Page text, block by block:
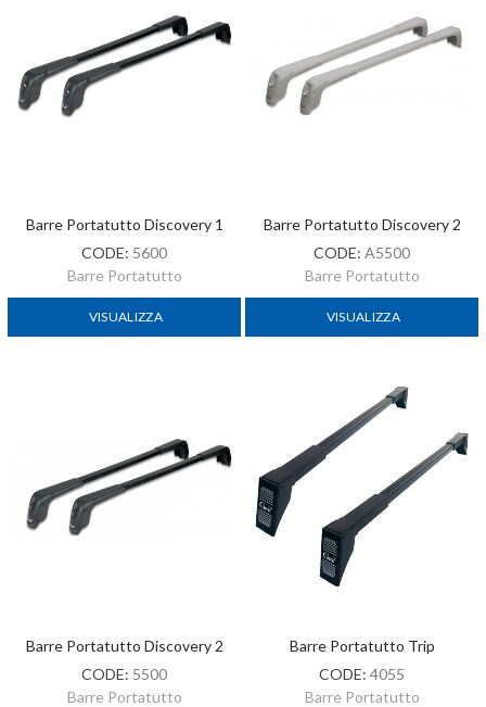
Barre Portatutto Discovery 1
CODE: 5600
Barre Portatutto
VISUALIZZA
Barre Portatutto Discovery 2
CODE: A5500
Barre Portatutto
VISUALIZZA
Barre Portatutto Discovery 2
CODE: 5500
Barre Portatutto
Barre Portatutto Trip
CODE: 4055
Barre Portatutto